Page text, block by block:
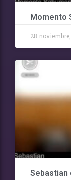
Momento
28
Sebastian